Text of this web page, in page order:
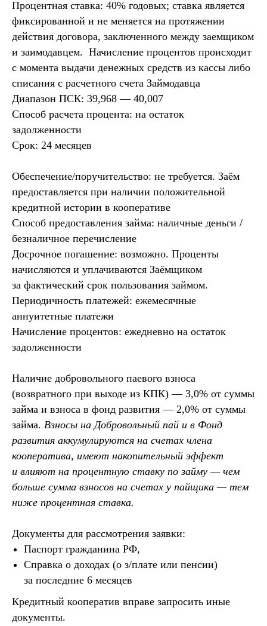
Процентная ставка: 40% годовых; ставка является
фиксированной и не меняется на протяжении
действия договора, заключенного между заемщиком
и заимодавцем. Начисление процентов происходит
с момента выдачи денежных средств из кассы либо
списания с расчетного счета Займодавца
Диапазон ПСК: 39,968 — 40,007
Способ расчета процента: на остаток
задолженности
Срок: 24 месяцев
Обеспечение/поручительство: не требуется. Заём
предоставляется при наличии положительной
кредитной истории в кооперативе
Способ предоставления займа: наличные деньги /
безналичное перечисление
Досрочное погашение: возможно. Проценты
начисляются и уплачиваются Заёмщиком
за фактический срок пользования займом.
Периодичность платежей: ежемесячные
аннуитетные платежи
Начисление процентов: ежедневно на остаток
задолженности
Наличие добровольного паевого взноса
(возвратного при выходе из КПК) — 3,0% от суммы
займа и взноса в фонд развития — 2,0% от суммы
займа. Взносы на Добровольный пай и в Фонд
развития аккумулируются на счетах члена
кооператива, имеют накопительный эффект
и влияют на процентную ставку по займу — чем
больше сумма взносов на счетах у пайщика — тем
ниже процентная ставка.
Документы для рассмотрения заявки:
Паспорт гражданина РФ,
Справка о доходах (о з/плате или пенсии)
за последние 6 месяцев
Кредитный кооператив вправе запросить иные
документы.